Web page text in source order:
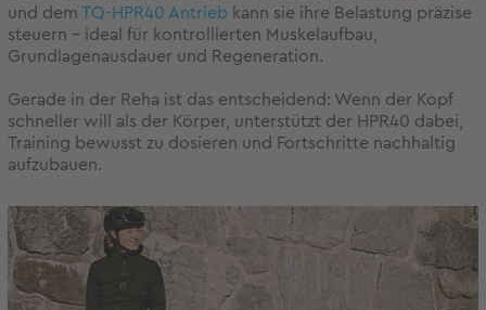
und dem TQ-HPR40 Antrieb kann sie ihre Belastung präzise
steuern – ideal für kontrollierten Muskelaufbau,
Grundlagenausdauer und Regeneration.
Gerade in der Reha ist das entscheidend: Wenn der Kopf
schneller will als der Körper, unterstützt der HPR40 dabei,
Training bewusst zu dosieren und Fortschritte nachhaltig
aufzubauen.